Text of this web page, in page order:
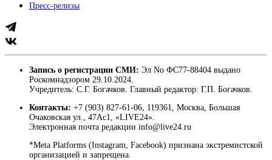
Пресс-релизы
Запись о регистрации СМИ: Эл No ФС77-88404 выдано
Роскомнадзором 29.10.2024.
Учредитель: С.Г. Богачков. Главный редактор: Г.П. Богачков.
Контакты: +7 (903) 827-61-06, 119361, Москва, Большая
Очаковская ул., 47Ас1, «LIVE24».
Электронная почта редакции info@live24.ru
*Meta Platforms (Instagram, Facebook) признана экстремистской
организацией и запрещена.